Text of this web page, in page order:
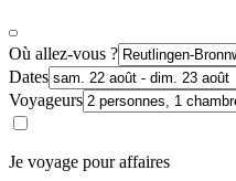
Où allez-vous ?
Dates
Voyageurs
Je voyage pour affaires